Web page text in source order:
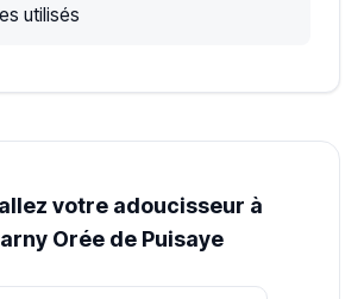
utilisés
votre adoucisseur à
Orée de Puisaye